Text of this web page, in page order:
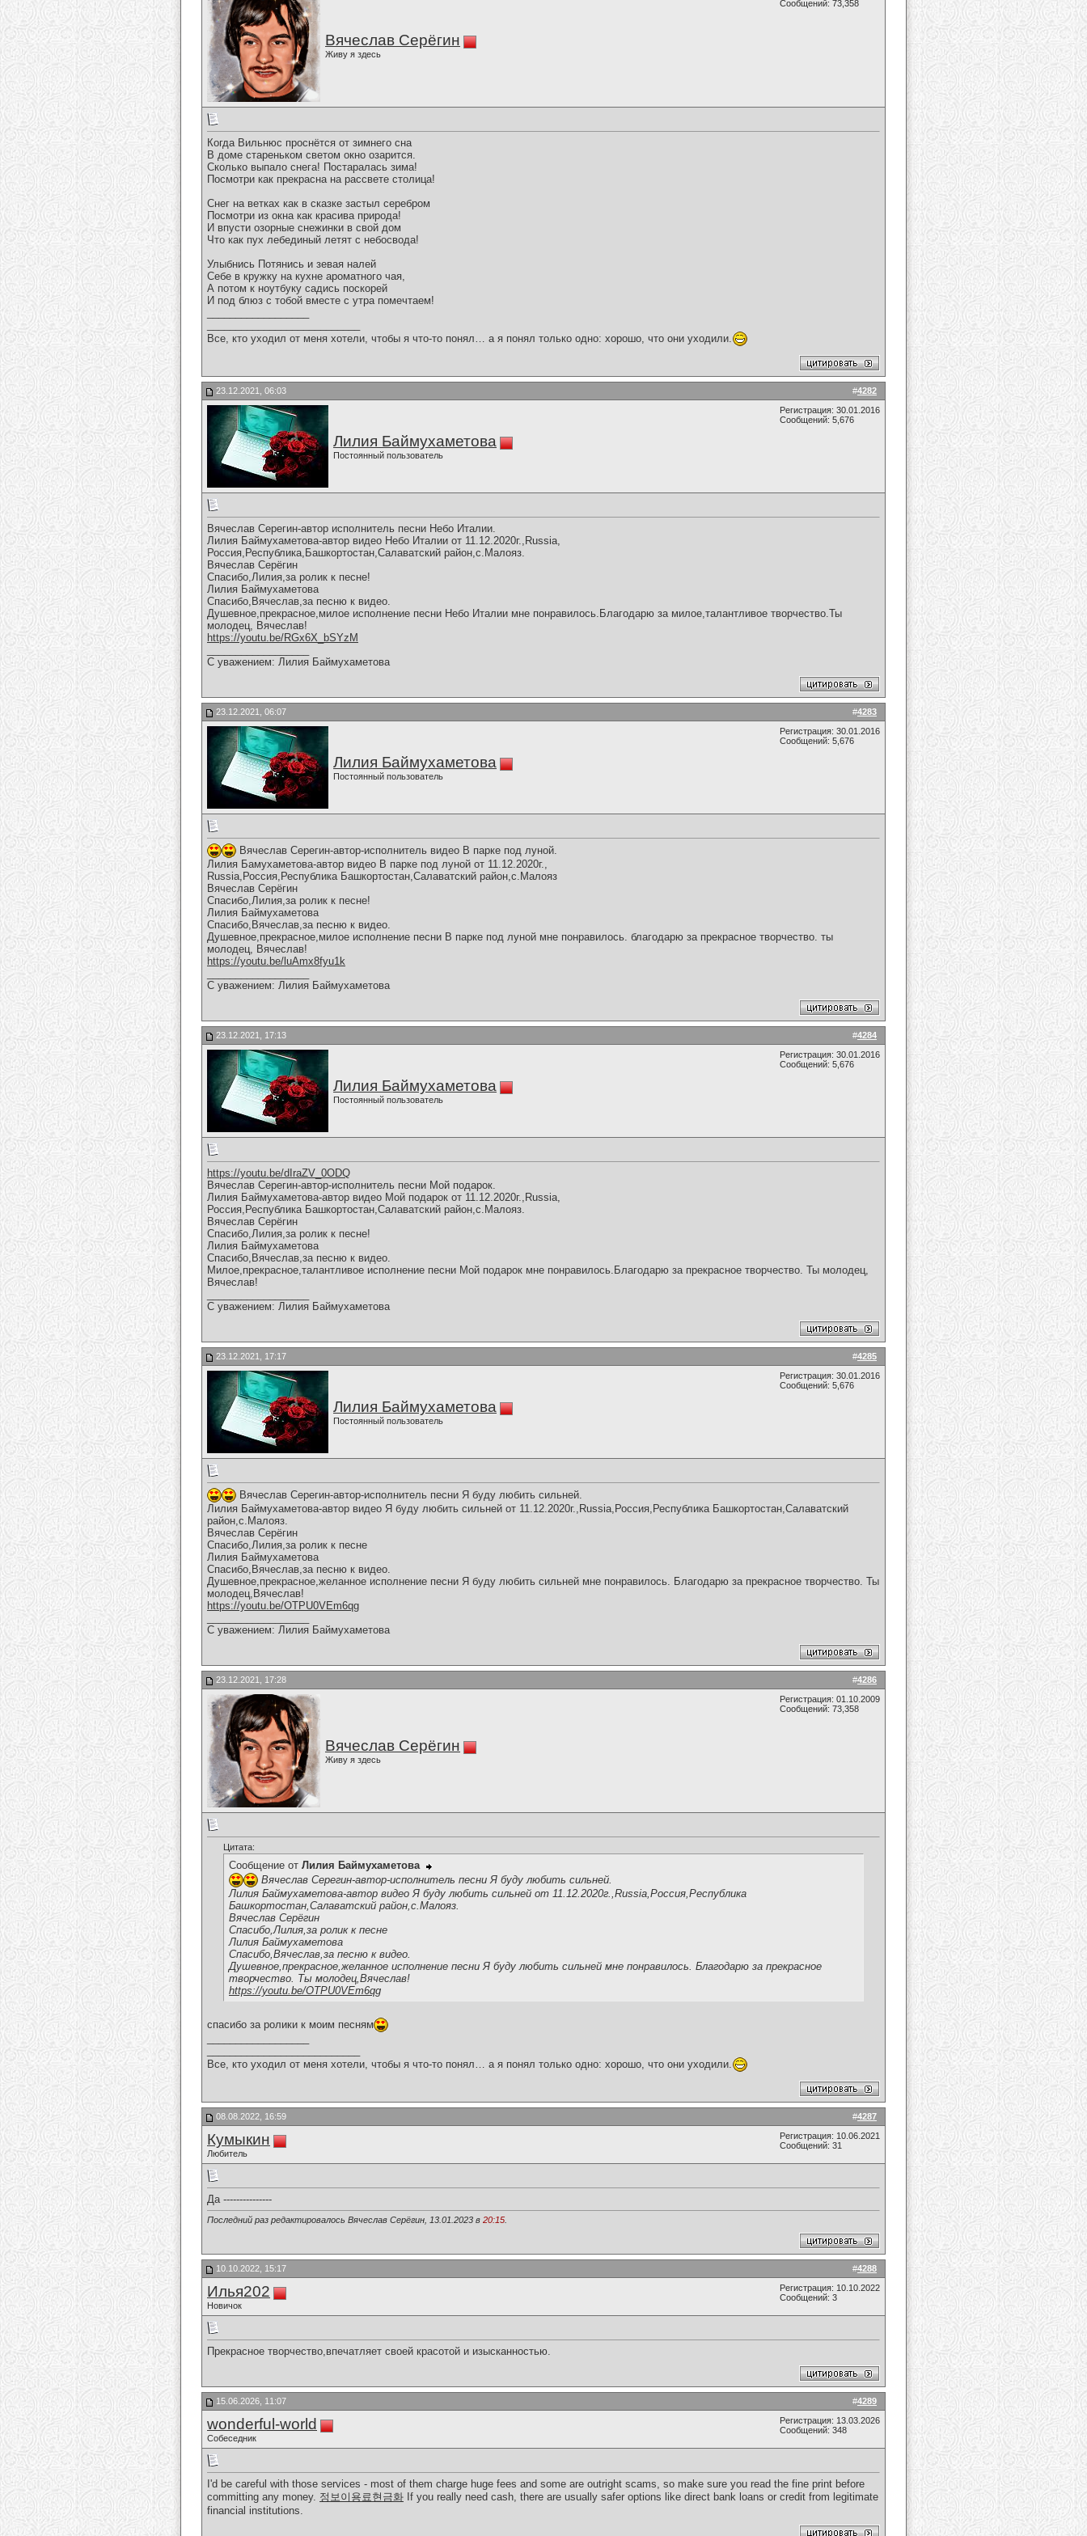
Вячеслав Серёгин
Живу я здесь
Сообщений: 73,358
Когда Вильнюс проснётся от зимнего сна
В доме стареньком светом окно озарится.
Сколько выпало снега! Постаралась зима!
Посмотри как прекрасна на рассвете столица!
Снег на ветках как в сказке застыл серебром
Посмотри из окна как красива природа!
И впусти озорные снежинки в свой дом
Что как пух лебединый летят с небосвода!
Улыбнись Потянись и зевая налей
Себе в кружку на кухне ароматного чая,
А потом к ноутбуку садись поскорей
И под блюз с тобой вместе с утра помечтаем!
Все, кто уходил от меня хотели, чтобы я что-то понял… а я понял только одно: хорошо, что они уходили.
#4282
23.12.2021, 06:03
Лилия Баймухаметова
Постоянный пользователь
Регистрация: 30.01.2016
Сообщений: 5,676
Вячеслав Серегин-автор исполнитель песни Небо Италии.
Лилия Баймухаметова-автор видео Небо Италии от 11.12.2020г.,Russia,
Россия,Республика,Башкортостан,Салаватский район,с.Малояз.
Вячеслав Серёгин
Спасибо,Лилия,за ролик к песне!
Лилия Баймухаметова
Спасибо,Вячеслав,за песню к видео.
Душевное,прекрасное,милое исполнение песни Небо Италии мне понравилось.Благодарю за милое,талантливое творчество.Ты
молодец, Вячеслав!
https://youtu.be/RGx6X_bSYzM
С уважением: Лилия Баймухаметова
#4283
23.12.2021, 06:07
Лилия Баймухаметова
Постоянный пользователь
Регистрация: 30.01.2016
Сообщений: 5,676
Вячеслав Серегин-автор-исполнитель видео В парке под луной.
Лилия Бамухаметова-автор видео В парке под луной от 11.12.2020г.,
Russia,Россия,Республика Башкортостан,Салаватский район,с.Малояз
Вячеслав Серёгин
Спасибо,Лилия,за ролик к песне!
Лилия Баймухаметова
Спасибо,Вячеслав,за песню к видео.
Душевное,прекрасное,милое исполнение песни В парке под луной мне понравилось. благодарю за прекрасное творчество. ты
молодец, Вячеслав!
https://youtu.be/luAmx8fyu1k
С уважением: Лилия Баймухаметова
#4284
23.12.2021, 17:13
Лилия Баймухаметова
Постоянный пользователь
Регистрация: 30.01.2016
Сообщений: 5,676
https://youtu.be/dIraZV_0ODQ
Вячеслав Серегин-автор-исполнитель песни Мой подарок.
Лилия Баймухаметова-автор видео Мой подарок от 11.12.2020г.,Russia,
Россия,Республика Башкортостан,Салаватский район,с.Малояз.
Вячеслав Серёгин
Спасибо,Лилия,за ролик к песне!
Лилия Баймухаметова
Спасибо,Вячеслав,за песню к видео.
Милое,прекрасное,талантливое исполнение песни Мой подарок мне понравилось.Благодарю за прекрасное творчество. Ты молодец,
Вячеслав!
С уважением: Лилия Баймухаметова
#4285
23.12.2021, 17:17
Лилия Баймухаметова
Постоянный пользователь
Регистрация: 30.01.2016
Сообщений: 5,676
Вячеслав Серегин-автор-исполнитель песни Я буду любить сильней.
Лилия Баймухаметова-автор видео Я буду любить сильней от 11.12.2020г.,Russia,Россия,Республика Башкортостан,Салаватский
район,с.Малояз.
Вячеслав Серёгин
Спасибо,Лилия,за ролик к песне
Лилия Баймухаметова
Спасибо,Вячеслав,за песню к видео.
Душевное,прекрасное,желанное исполнение песни Я буду любить сильней мне понравилось. Благодарю за прекрасное творчество. Ты
молодец,Вячеслав!
https://youtu.be/OTPU0VEm6qg
С уважением: Лилия Баймухаметова
#4286
23.12.2021, 17:28
Вячеслав Серёгин
Живу я здесь
Регистрация: 01.10.2009
Сообщений: 73,358
Цитата:
Сообщение от Лилия Баймухаметова
Вячеслав Серегин-автор-исполнитель песни Я буду любить сильней.
Лилия Баймухаметова-автор видео Я буду любить сильней от 11.12.2020г.,Russia,Россия,Республика
Башкортостан,Салаватский район,с.Малояз.
Вячеслав Серёгин
Спасибо,Лилия,за ролик к песне
Лилия Баймухаметова
Спасибо,Вячеслав,за песню к видео.
Душевное,прекрасное,желанное исполнение песни Я буду любить сильней мне понравилось. Благодарю за прекрасное
творчество. Ты молодец,Вячеслав!
https://youtu.be/OTPU0VEm6qg
спасибо за ролики к моим песням
Все, кто уходил от меня хотели, чтобы я что-то понял… а я понял только одно: хорошо, что они уходили.
#4287
08.08.2022, 16:59
Кумыкин
Любитель
Регистрация: 10.06.2021
Сообщений: 31
Да ---------------
Последний раз редактировалось Вячеслав Серёгин, 13.01.2023 в 20:15
#4288
10.10.2022, 15:17
Илья202
Новичок
Регистрация: 10.10.2022
Сообщений: 3
Прекрасное творчество,впечатляет своей красотой и изысканностью.
#4289
15.06.2026, 11:07
wonderful-world
Собеседник
Регистрация: 13.03.2026
Сообщений: 348
I'd be careful with those services - most of them charge huge fees and some are outright scams, so make sure you read the fine print before
committing any money. 정보이용료현금화 If you really need cash, there are usually safer options like direct bank loans or credit from legitimate
financial institutions.